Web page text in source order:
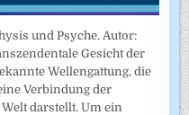
und Psyche. Autor:
Gesicht der
Wellengattung, die
Verbindung der
darstellt. Um ein